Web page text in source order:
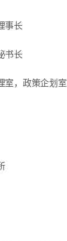
事长
书长
室，政策企划室